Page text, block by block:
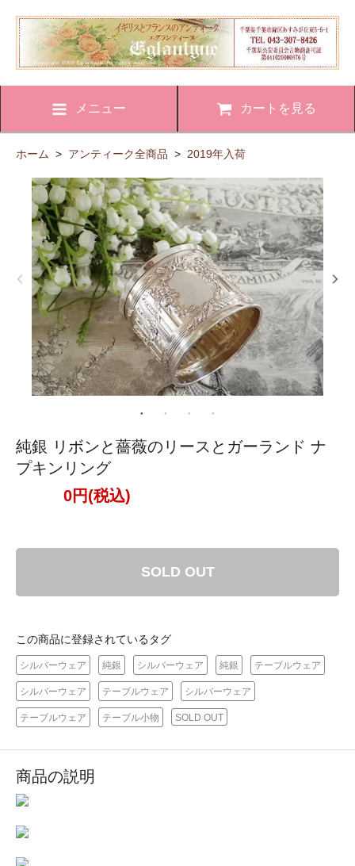
メニュー カートを見る
ホーム > アンティーク全商品 > 2019年入荷
純銀 リボンと薔薇のリースとガーランド ナ
プキンリング
0円(税込)
SOLD OUT
この商品に登録されているタグ
シルバーウェア 純銀 シルバーウェア 純銀 テーブルウェア
シルバーウェア テーブルウェア シルバーウェア
テーブルウェア テーブル小物 SOLD OUT
商品の説明